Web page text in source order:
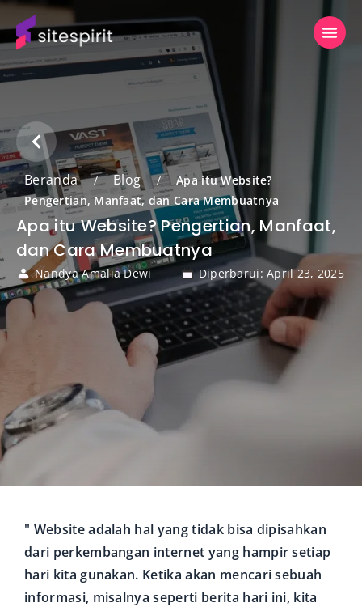
Beranda / Blog /
Apa itu Website?
Pengertian, Manfaat, dan Cara Membuatnya
Apa itu Website? Pengertian, Manfaat,
dan Cara Membuatnya
Nandya Amalia Dewi Diperbarui: April 23, 2025
" Website adalah hal yang tidak bisa dipisahkan
dari perkembangan internet yang hampir setiap
hari kita gunakan. Ketika akan mencari sebuah
informasi, misalnya seperti berita hari ini, kita